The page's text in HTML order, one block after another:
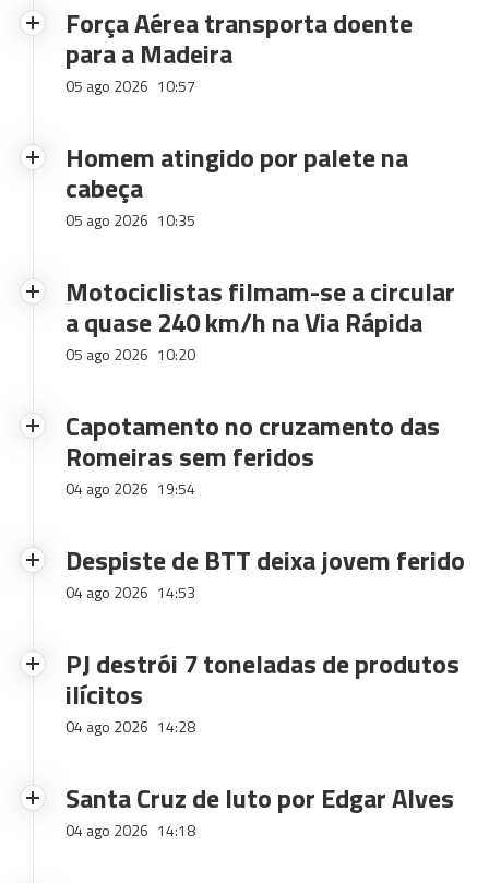
Força Aérea transporta doente
para a Madeira
05 ago 2026 10:57
Homem atingido por palete na
cabeça
05 ago 2026 10:35
Motociclistas filmam-se a circular
a quase 240 km/h na Via Rápida
05 ago 2026 10:20
Capotamento no cruzamento das
Romeiras sem feridos
04 ago 2026 19:54
Despiste de BTT deixa jovem ferido
04 ago 2026 14:53
PJ destrói 7 toneladas de produtos
ilícitos
04 ago 2026 14:28
Santa Cruz de luto por Edgar Alves
04 ago 2026 14:18